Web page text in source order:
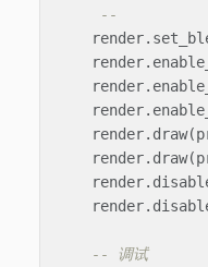
--
render.
render.
render.
render.
render. draw(
render. draw(
render.
render.
-- 调试